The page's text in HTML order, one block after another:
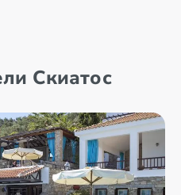
о. Крит –
Ретимно
Скиатос